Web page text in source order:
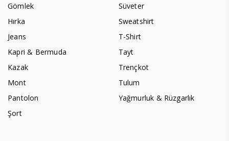
Gömlek
Hırka
Jeans
Kapri & Bermuda
Kazak
Mont
Pantolon
Şort
Süveter
Sweatshirt
T-Shirt
Tayt
Trençkot
Tulum
Yağmurluk & Rüzgarlık